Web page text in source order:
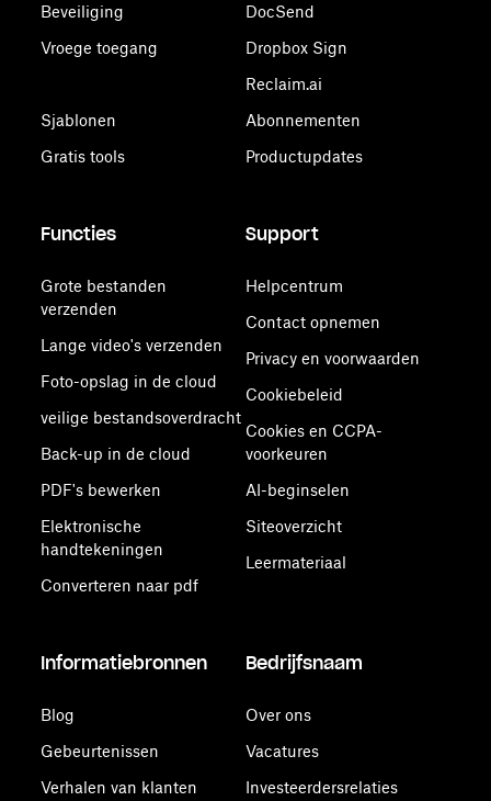
Beveiliging
Vroege toegang
Sjablonen
Gratis tools
DocSend
Dropbox Sign
Reclaim.ai
Abonnementen
Productupdates
Functies
Grote bestanden
verzenden
Lange video's verzenden
Foto-opslag in de cloud
veilige bestandsoverdracht
Back-up in de cloud
PDF's bewerken
Elektronische
handtekeningen
Converteren naar pdf
Support
Helpcentrum
Contact opnemen
Privacy en voorwaarden
Cookiebeleid
Cookies en CCPA-
voorkeuren
AI-beginselen
Siteoverzicht
Leermateriaal
Informatiebronnen
Blog
Gebeurtenissen
Verhalen van klanten
Bedrijfsnaam
Over ons
Vacatures
Investeerdersrelaties